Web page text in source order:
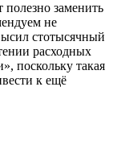
полезно заменить
не
стотысячный
расходных
поскольку такая
к ещё